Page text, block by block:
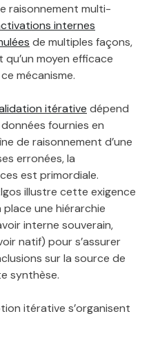
raisonnement multi-
internes
de multiples façons,
moyen efficace
mécanisme.
itérative dépend
fournies en
de raisonnement d’une
erronées, la
est primordiale.
illustre cette exigence
place une hiérarchie
interne souverain,
natif) pour s’assurer
sur la source de
synthèse.
itérative s’organisent